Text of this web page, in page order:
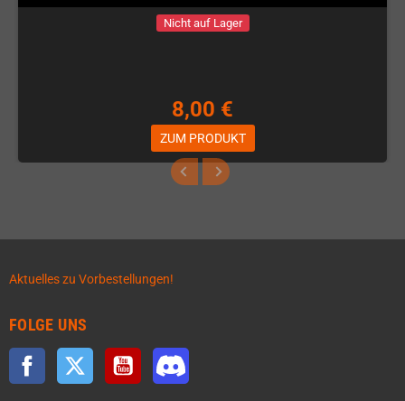
Nicht auf Lager
8,00 €
ZUM PRODUKT
Aktuelles zu Vorbestellungen!
FOLGE UNS
Facebook Twitter YouTube